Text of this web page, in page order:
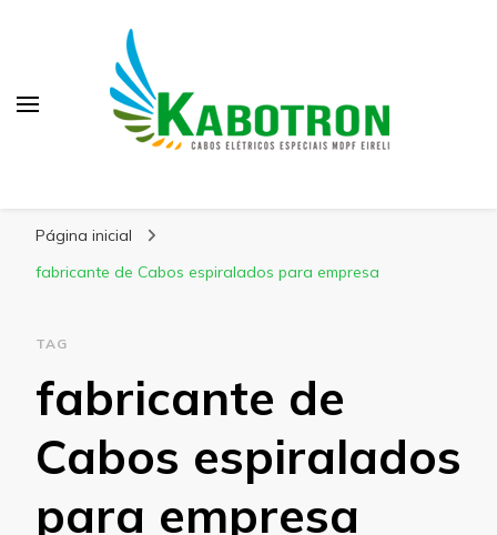
Página inicial
fabricante de Cabos espiralados para empresa
TAG
fabricante de
Cabos espiralados
para empresa